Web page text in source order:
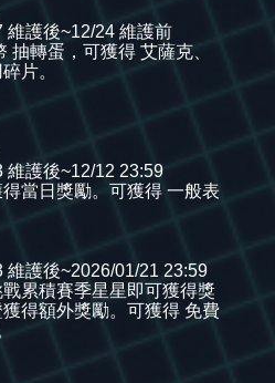
維護後~12/24 維護前
抽轉蛋，可獲得 艾薩克、
片。
維護後~12/12 23:59
當日獎勵。可獲得 一般表
維護後~2026/01/21 23:59
累積賽季星星即可獲得獎
得額外獎勵。可獲得 免費